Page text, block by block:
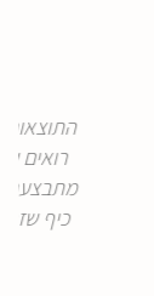
וכבר
לשים מאלחש גם
אינו כואב
השערה